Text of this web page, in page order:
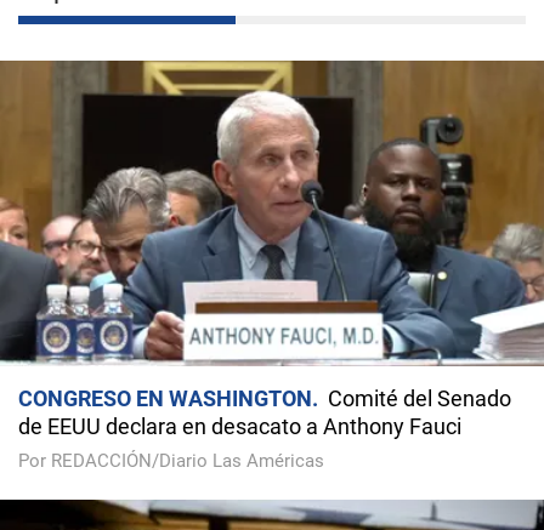
CONGRESO EN WASHINGTON
Comité del Senado
de EEUU declara en desacato a Anthony Fauci
Por REDACCIÓN/Diario Las Américas